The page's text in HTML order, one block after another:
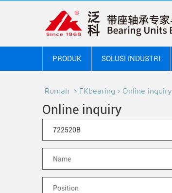
PRODUK SOLUSI INDUSTRI
Rumah FKbearing Online inquiry
Online inquiry